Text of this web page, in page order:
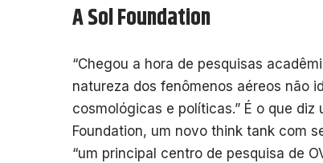
A Sol Foundation
“Chegou a hora de pesquisas
natureza dos fenômenos aéreos não
cosmológicas e políticas.” É o que
Foundation, um novo think tank com
“um principal centro de pesquisa de